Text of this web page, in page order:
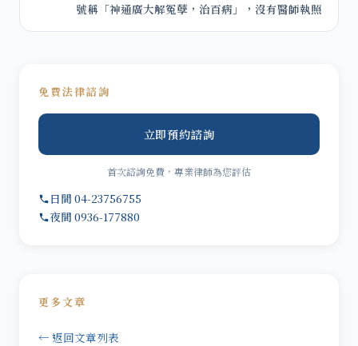
號稱「神通廣大解冤孽，治百病」，沒有醫師執照
免費法律諮詢
立即預約諮詢
首次諮詢免費，專業律師為您評估
日間 04-23756755
夜間 0936-177880
更多文章
← 返回文章列表